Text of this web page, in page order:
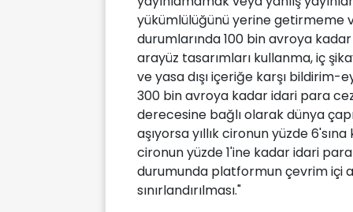
yükümlülüğünü yerine getirmeme
durumlarında 100 bin avroya
arayüz tasarımları kullanma, iç
ve yasa dışı içeriğe karşı
300 bin avroya kadar idari para
derecesine bağlı olarak dünya
aşıyorsa yıllık cironun yüzde
cironun yüzde 1'ine kadar idari
durumunda platformun çevrim içi
sınırlandırılması."